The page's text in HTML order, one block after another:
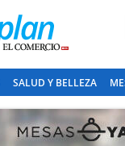
SALUD Y BELLEZA